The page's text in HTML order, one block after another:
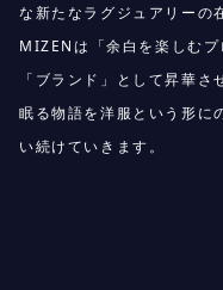
な新たなラグジュアリーの
MIZENは「余白を楽しむ
「ブランド」として昇華
眠る物語を洋服という形に
い続けていきます。